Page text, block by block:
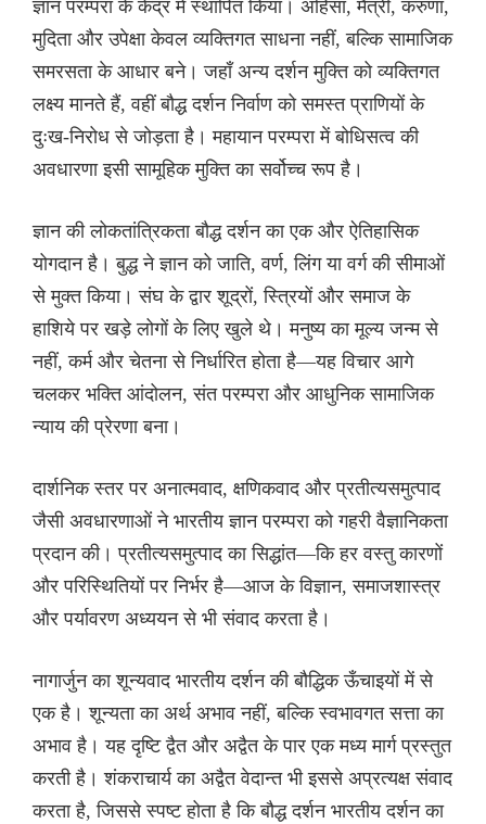
ज्ञान परम्परा के केंद्र में स्थापित किया। अहिंसा, मैत्री, करुणा,
मुदिता और उपेक्षा केवल व्यक्तिगत साधना नहीं, बल्कि सामाजिक
समरसता के आधार बने। जहाँ अन्य दर्शन मुक्ति को व्यक्तिगत
लक्ष्य मानते हैं, वहीं बौद्ध दर्शन निर्वाण को समस्त प्राणियों के
दुःख-निरोध से जोड़ता है। महायान परम्परा में बोधिसत्व की
अवधारणा इसी सामूहिक मुक्ति का सर्वोच्च रूप है।
ज्ञान की लोकतांत्रिकता बौद्ध दर्शन का एक और ऐतिहासिक
योगदान है। बुद्ध ने ज्ञान को जाति, वर्ण, लिंग या वर्ग की सीमाओं
से मुक्त किया। संघ के द्वार शूद्रों, स्त्रियों और समाज के
हाशिये पर खड़े लोगों के लिए खुले थे। मनुष्य का मूल्य जन्म से
नहीं, कर्म और चेतना से निर्धारित होता है—यह विचार आगे
चलकर भक्ति आंदोलन, संत परम्परा और आधुनिक सामाजिक
न्याय की प्रेरणा बना।
दार्शनिक स्तर पर अनात्मवाद, क्षणिकवाद और प्रतीत्यसमुत्पाद
जैसी अवधारणाओं ने भारतीय ज्ञान परम्परा को गहरी वैज्ञानिकता
प्रदान की। प्रतीत्यसमुत्पाद का सिद्धांत—कि हर वस्तु कारणों
और परिस्थितियों पर निर्भर है—आज के विज्ञान, समाजशास्त्र
और पर्यावरण अध्ययन से भी संवाद करता है।
नागार्जुन का शून्यवाद भारतीय दर्शन की बौद्धिक ऊँचाइयों में से
एक है। शून्यता का अर्थ अभाव नहीं, बल्कि स्वभावगत सत्ता का
अभाव है। यह दृष्टि द्वैत और अद्वैत के पार एक मध्य मार्ग प्रस्तुत
करती है। शंकराचार्य का अद्वैत वेदान्त भी इससे अप्रत्यक्ष संवाद
करता है, जिससे स्पष्ट होता है कि बौद्ध दर्शन भारतीय दर्शन का